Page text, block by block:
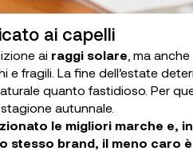
ai capelli
ai raggi solare , ma anche
e fragili. La fine dell’estate
quanto fastidioso. Per
autunnale.
le migliori marche e,
stesso brand, il meno caro è